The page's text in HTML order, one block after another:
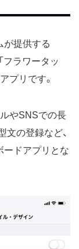
が提供する
フラワータッ
プリです。
やSNSでの長
文の登録など、
ードアプリとな